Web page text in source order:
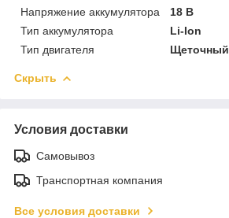
Напряжение аккумулятора
18 В
Тип аккумулятора
Li-Ion
Тип двигателя
Щеточный
Скрыть
Условия доставки
Самовывоз
Транспортная компания
Все условия доставки